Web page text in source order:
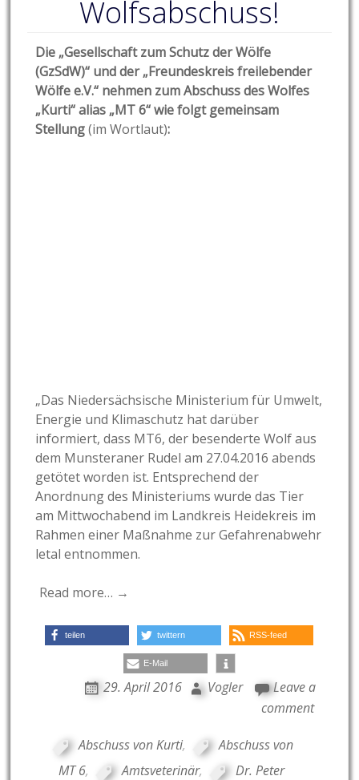
Wolfsabschuss!
Die „Gesellschaft zum Schutz der Wölfe
(GzSdW)“ und der „Freundeskreis freilebender
Wölfe e.V.“ nehmen zum Abschuss des Wolfes
„Kurti“ alias „MT 6“ wie folgt gemeinsam
Stellung(im Wortlaut):
„Das Niedersächsische Ministerium für Umwelt,
Energie und Klimaschutz hat darüber
informiert, dass MT6, der besenderte Wolf aus
dem Munsteraner Rudel am 27.04.2016 abends
getötet worden ist. Entsprechend der
Anordnung des Ministeriums wurde das Tier
am Mittwochabend im Landkreis Heidekreis im
Rahmen einer Maßnahme zur Gefahrenabwehr
letal entnommen.
Read more… →
teilen twittern RSS-feed
E-Mail
29. April 2016 Vogler
Leave a
comment
Abschuss von Kurti,
Abschuss von
MT 6, Amtsveterinär,
Dr. Peter